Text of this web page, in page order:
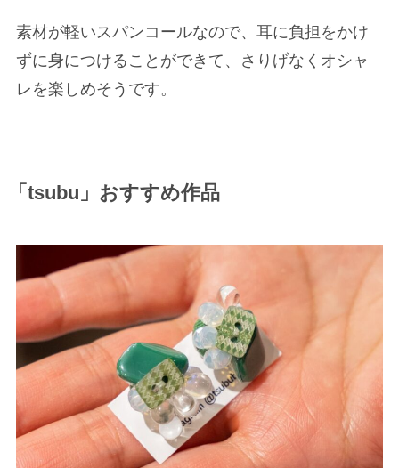
素材が軽いスパンコールなので、耳に負担をかけ
ずに身につけることができて、さりげなくオシャ
レを楽しめそうです。
「tsubu」おすすめ作品